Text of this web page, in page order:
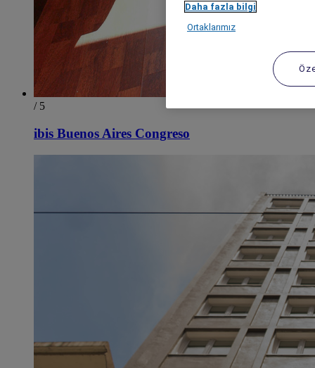
/ 5
ibis Buenos Aires Congreso
Daha fazla bilgi
Ortaklarımız